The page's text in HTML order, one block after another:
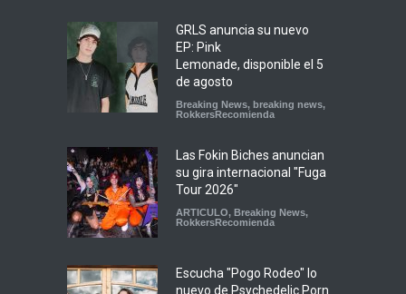
GRLS anuncia su nuevo
EP: Pink
Lemonade, disponible el 5
de agosto
Breaking News, breaking news,
RokkersRecomienda
Las Fokin Biches anuncian
su gira internacional "Fuga
Tour 2026"
ARTICULO, Breaking News,
RokkersRecomienda
Escucha "Pogo Rodeo" lo
nuevo de Psychedelic Porn